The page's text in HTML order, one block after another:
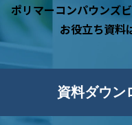
ポリマーコンパウンズ
お役立ち資料
資料ダウン